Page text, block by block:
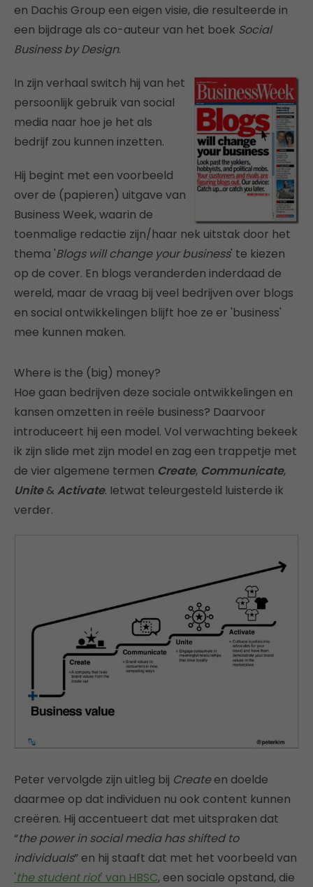
en Dachis Group een eigen visie, die resulteerde in
een bijdrage als co-auteur van het boek Social
Business by Design.
In zijn verhaal switch hij van het
persoonlijk gebruik van social
media naar hoe je het als
bedrijf zou kunnen inzetten.
Hij begint met een voorbeeld
over de (papieren) uitgave van
Business Week, waarin de
toenmalige redactie zijn/haar nek uitstak door het
thema 'Blogs will change your business' te kiezen
op de cover. En blogs veranderden inderdaad de
wereld, maar de vraag bij veel bedrijven over blogs
en social ontwikkelingen blijft hoe ze er 'business'
mee kunnen maken.
Where is the (big) money?
Hoe gaan bedrijven deze sociale ontwikkelingen en
kansen omzetten in reële business? Daarvoor
introduceert hij een model. Vol verwachting bekeek
ik zijn slide met zijn model en zag een trappetje met
de vier algemene termen Create, Communicate,
Unite& Activate. Ietwat teleurgesteld luisterde ik
verder.
Peter vervolgde zijn uitleg bij Createen doelde
daarmee op dat individuen nu ook content kunnen
creëren. Hij accentueert dat met uitspraken dat
“the power in social media has shifted to
individuals” en hij staaft dat met het voorbeeld van
'the student riot' van HBSC, een sociale opstand, die